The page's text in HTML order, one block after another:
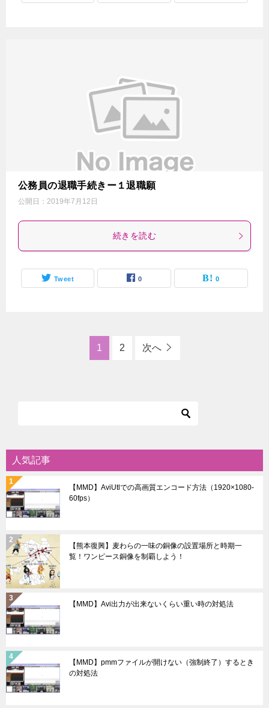
公務員の退職手続きー１退職願
公開日： 2019年7月12日
続きを読む
Tweet 0 0
1 2 次へ
人気記事
【MMD】AviUtlでの高画質エンコード方法（1920×1080-
60fps）
【熊本復興】麦わらの一味の銅像の設置場所と時期一
覧！ワンピース銅像を制覇しよう！
【MMD】Avi出力が出来ないくらい重い時の対処法
【MMD】pmmファイルが開けない（強制終了）するとき
の対処法